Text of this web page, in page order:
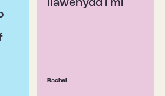
llawenydd i mi
Rachel